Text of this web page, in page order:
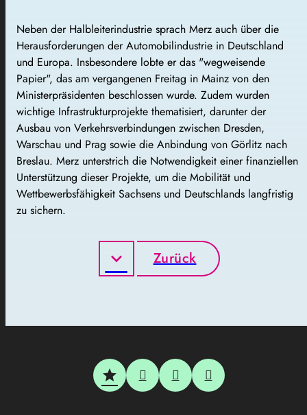
Neben der Halbleiterindustrie sprach Merz auch über die
Herausforderungen der Automobilindustrie in Deutschland
und Europa. Insbesondere lobte er das "wegweisende
Papier", das am vergangenen Freitag in Mainz von den
Ministerpräsidenten beschlossen wurde. Zudem wurden
wichtige Infrastrukturprojekte thematisiert, darunter der
Ausbau von Verkehrsverbindungen zwischen Dresden,
Warschau und Prag sowie die Anbindung von Görlitz nach
Breslau. Merz unterstrich die Notwendigkeit einer finanziellen
Unterstützung dieser Projekte, um die Mobilität und
Wettbewerbsfähigkeit Sachsens und Deutschlands langfristig
zu sichern.
Zurück